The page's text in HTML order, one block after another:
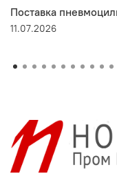
Поставка
11.07.2026